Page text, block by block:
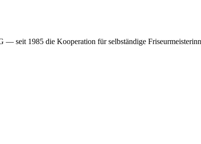
seit 1985 die Kooperation für selbständige